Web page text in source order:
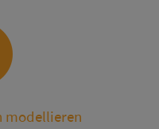
modellieren